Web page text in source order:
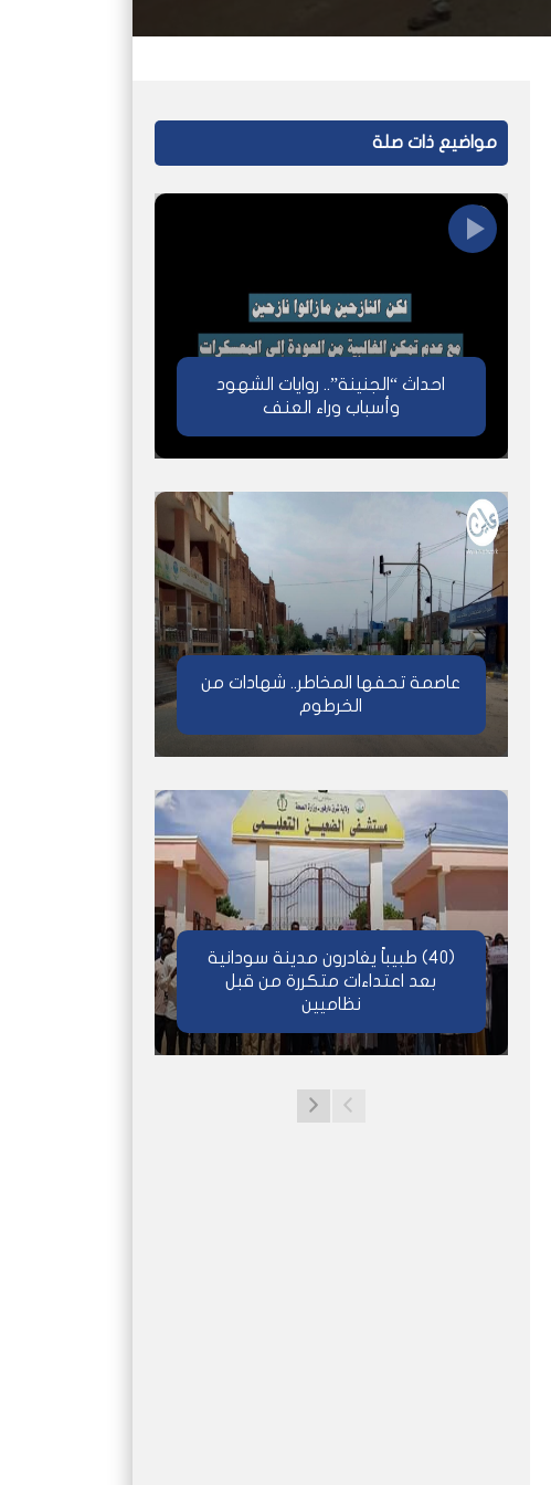
مواضيع ذات صلة
احداث “الجنينة”.. روايات الشهود
وأسباب وراء العنف
عاصمة تحفها المخاطر.. شهادات من
الخرطوم
(40) طبيباً يغادرون مدينة سودانية
بعد اعتداءات متكررة من قبل
نظاميين